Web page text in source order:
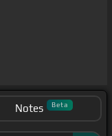
Notes Beta